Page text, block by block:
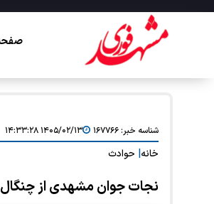
شناسه خبر:۱۶۷۷۶۶ ۱۴۰۵/۰۲/۱۳ ۱۴:۳۳:۲۸
خانه حوادث
نجات جوان مشهدی از چنگال گروگان‌گیران پس